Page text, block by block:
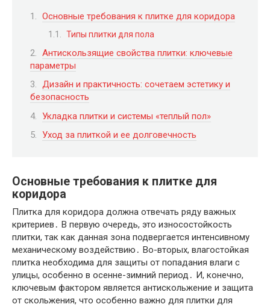
Основные требования к плитке для коридора
Типы плитки для пола
Антискользящие свойства плитки: ключевые
параметры
Дизайн и практичность: сочетаем эстетику и
безопасность
Укладка плитки и системы «теплый пол»
Уход за плиткой и ее долговечность
Основные требования к плитке для
коридора
Плитка для коридора должна отвечать ряду важных
критериев․ В первую очередь, это износостойкость
плитки, так как данная зона подвергается интенсивному
механическому воздействию․ Во-вторых, влагостойкая
плитка необходима для защиты от попадания влаги с
улицы, особенно в осенне-зимний период․ И, конечно,
ключевым фактором является антискольжение и защита
от скольжения, что особенно важно для плитки для